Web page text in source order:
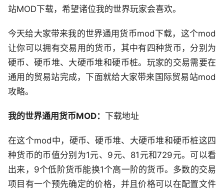
站MOD下载，希望诸位我的世界玩家会喜欢。
今天给大家带来我的世界通用货币mod下载，这个mod
让你可以拥有交易用的货币，其中有四种货币，分别为
硬币、硬币堆、大硬币堆和硬币桩。玩家的交易需要在
通用的贸易站完成，下面就给大家带来国际贸易站mod
攻略。
我的世界通用货币MOD： 下载地址
在这个mod中，硬币、硬币堆、大硬币堆和硬币桩这四
种货币的币值分别为1元、9元、81元和729元。可以看
出来，9个低阶货币能换1个高一阶的货币。多数的交易
项目有一个预先确定的价格，并且价格可以在配置文件